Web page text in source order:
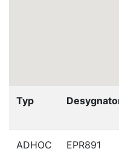
Typ
ADHOC EPR891